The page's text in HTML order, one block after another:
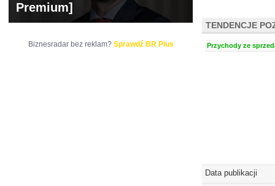
TENDENCJE
Przychody ze
Data publikacji
Premium]
Biznesradar bez reklam? Sprawdź BR Plus